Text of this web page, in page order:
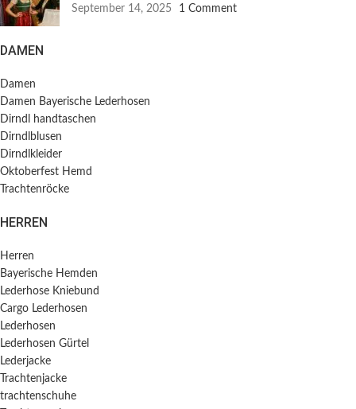
September 14, 2025 1 Comment
DAMEN
Damen
Damen Bayerische Lederhosen
Dirndl handtaschen
Dirndlblusen
Dirndlkleider
Oktoberfest Hemd
Trachtenröcke
HERREN
Herren
Bayerische Hemden​
Lederhose Kniebund
Cargo Lederhosen
Lederhosen
Lederhosen Gürtel
Lederjacke
Trachtenjacke
trachtenschuhe